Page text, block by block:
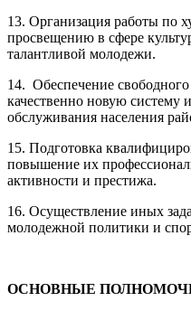
13. Организация работы по
просвещению в сфере
талантливой молодежи.
14. Обеспечение
качественно новую
обслуживания населения
15. Подготовка
повышение их
активности и престижа.
16. Осуществление иных
молодежной политики и
ОСНОВНЫЕ